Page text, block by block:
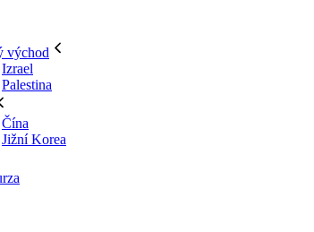
východ
Izrael
Palestina
Čína
Jižní Korea